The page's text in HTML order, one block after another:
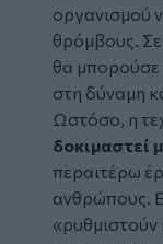
οργανισμού
θρόμβους.
θα μπορούσε
στη δύναμη
Ωστόσο, η
δοκιμαστεί
περαιτέρω
ανθρώπους.
«ρυθμιστούν